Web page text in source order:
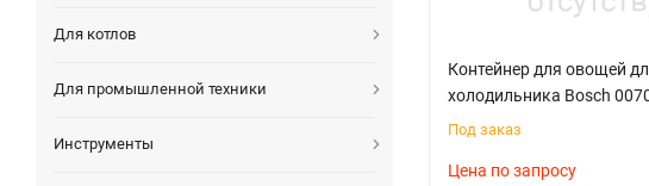
Для котлов
Для промышленной техники
Инструменты
Контейнер для овощей
холодильника Bosch
Под заказ
Цена по запросу